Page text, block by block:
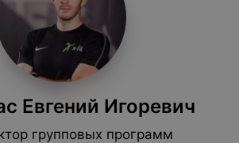
Евгений Игоревич
групповых программ